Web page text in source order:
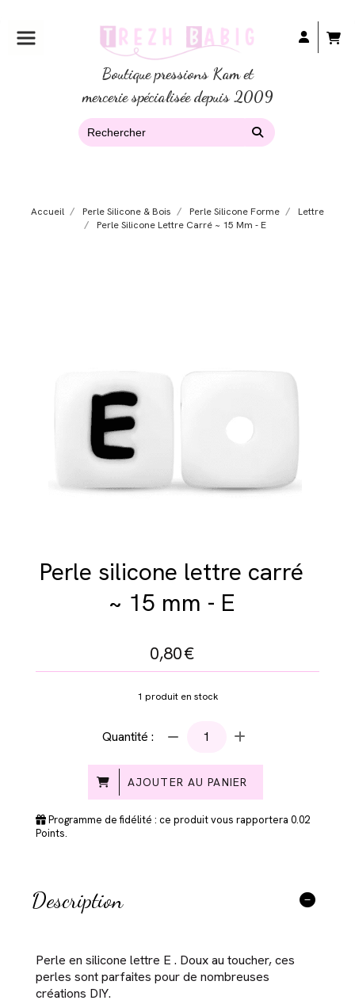
Boutique pressions Kam et
mercerie spécialisée depuis 2009
Accueil Perle Silicone & Bois Perle Silicone Forme
Lettre
Perle Silicone Lettre Carré ~ 15 Mm - E
Perle silicone lettre carré
~ 15 mm - E
0,80€
1 produit en stock
Quantité :
AJOUTER AU PANIER
Programme de fidélité : ce produit vous rapportera 0.02
Points.
Description
Perle en silicone lettre E . Doux au toucher, ces
perles sont parfaites pour de nombreuses
créations DIY.